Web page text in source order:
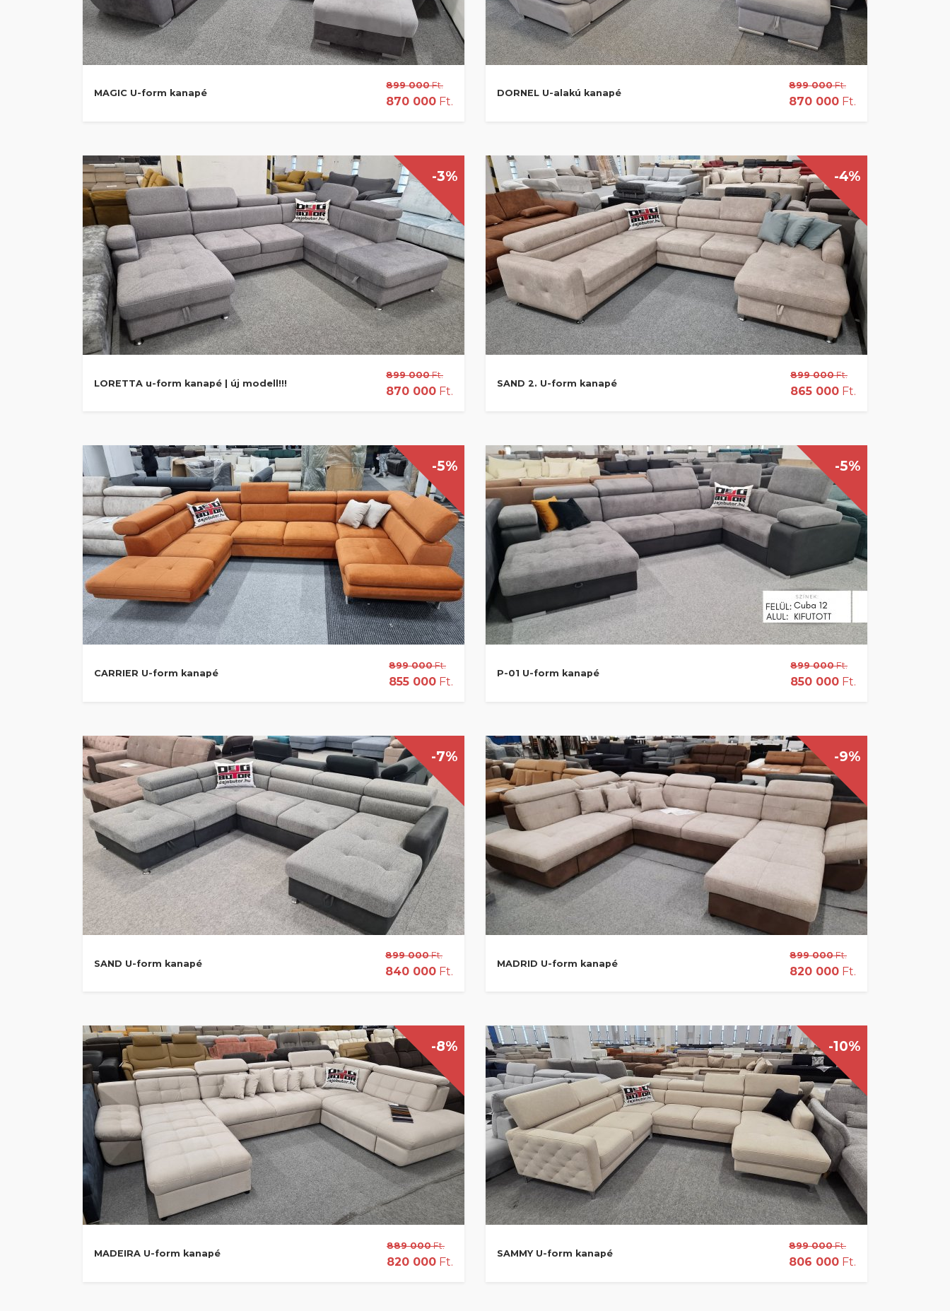
MAGIC U-form kanapé
899 000Ft.
870 000 Ft.
DORNEL U-alakú kanapé
899 000Ft.
870 000 Ft.
-3%
LORETTA u-form kanapé | új modell!!!
899 000Ft.
870 000 Ft.
-4%
SAND 2. U-form kanapé
899 000Ft.
865 000 Ft.
-5%
CARRIER U-form kanapé
899 000Ft.
855 000 Ft.
-5%
P-01 U-form kanapé
899 000Ft.
850 000 Ft.
-7%
SAND U-form kanapé
899 000Ft.
840 000 Ft.
-9%
MADRID U-form kanapé
899 000Ft.
820 000 Ft.
-8%
MADEIRA U-form kanapé
889 000Ft.
820 000 Ft.
-10%
SAMMY U-form kanapé
899 000Ft.
806 000 Ft.